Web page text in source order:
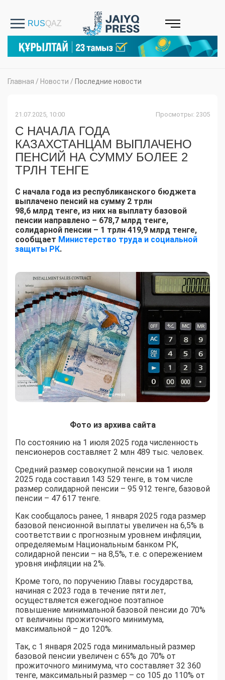
Главная / Новости / Последние новости
21.07.2025, 10:00 Просмотры: 2305
С НАЧАЛА ГОДА
КАЗАХСТАНЦАМ ВЫПЛАЧЕНО
ПЕНСИЙ НА СУММУ БОЛЕЕ 2
ТРЛН ТЕНГЕ
С начала года из республиканского бюджета
выплачено пенсий на сумму 2 трлн
98,6 млрд тенге, из них на выплату базовой
пенсии направлено – 678,7 млрд тенге,
солидарной пенсии – 1 трлн 419,9 млрд тенге,
сообщает Министерство труда и социальной
защиты РК.
Фото из архива сайта
По состоянию на 1 июля 2025 года численность
пенсионеров составляет 2 млн 489 тыс. человек.
Средний размер совокупной пенсии на 1 июля
2025 года составил 143 529 тенге, в том числе
размер солидарной пенсии – 95 912 тенге, базовой
пенсии – 47 617 тенге.
Как сообщалось ранее, 1 января 2025 года размер
базовой пенсионной выплаты увеличен на 6,5% в
соответствии с прогнозным уровнем инфляции,
определяемым Национальным банком РК,
солидарной пенсии – на 8,5%, т.е. с опережением
уровня инфляции на 2%.
Кроме того, по поручению Главы государства,
начиная с 2023 года в течение пяти лет,
осуществляется ежегодное поэтапное
повышение минимальной базовой пенсии до 70%
от величины прожиточного минимума,
максимальной – до 120%.
Так, с 1 января 2025 года минимальный размер
базовой пенсии увеличен с 65% до 70% от
прожиточного минимума, что составляет 32 360
тенге, максимальный размер – со 105 до 110% от